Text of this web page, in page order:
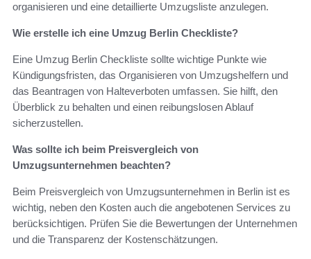
organisieren und eine detaillierte Umzugsliste anzulegen.
Wie erstelle ich eine Umzug Berlin Checkliste?
Eine Umzug Berlin Checkliste sollte wichtige Punkte wie
Kündigungsfristen, das Organisieren von Umzugshelfern und
das Beantragen von Halteverboten umfassen. Sie hilft, den
Überblick zu behalten und einen reibungslosen Ablauf
sicherzustellen.
Was sollte ich beim Preisvergleich von
Umzugsunternehmen beachten?
Beim Preisvergleich von Umzugsunternehmen in Berlin ist es
wichtig, neben den Kosten auch die angebotenen Services zu
berücksichtigen. Prüfen Sie die Bewertungen der Unternehmen
und die Transparenz der Kostenschätzungen.